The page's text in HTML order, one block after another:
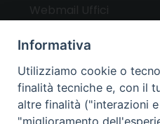
UTILITY
News
Informativa
Utilizziamo cookie o
finalità tecniche e, con il
altre finalità ("interazioni